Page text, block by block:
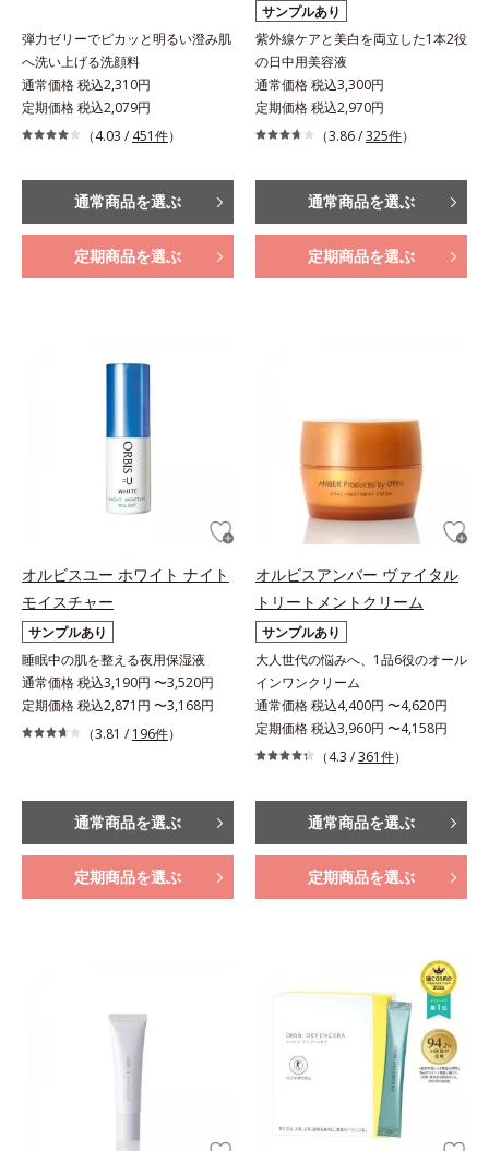
弾力ゼリーでピカッと明るい澄み肌
へ洗い上げる洗顔料
通常価格 税込2,310円
定期価格 税込2,079円
（4.03 / 451件）
通常商品を選ぶ
定期商品を選ぶ
サンプルあり
紫外線ケアと美白を両立した1本2役
の日中用美容液
通常価格 税込3,300円
定期価格 税込2,970円
（3.86 /325件）
通常商品を選ぶ
定期商品を選ぶ
オルビスユー ホワイト ナイト
モイスチャー
サンプルあり
睡眠中の肌を整える夜用保湿液
通常価格 税込3,190円 〜3,520円
定期価格 税込2,871円 〜3,168円
（3.81 / 196件）
通常商品を選ぶ
定期商品を選ぶ
オルビスアンバー ヴァイタル
トリートメントクリーム
サンプルあり
大人世代の悩みへ、1品6役のオール
インワンクリーム
通常価格 税込4,400円 〜4,620円
定期価格 税込3,960円 〜4,158円
（4.3 /361件）
通常商品を選ぶ
定期商品を選ぶ